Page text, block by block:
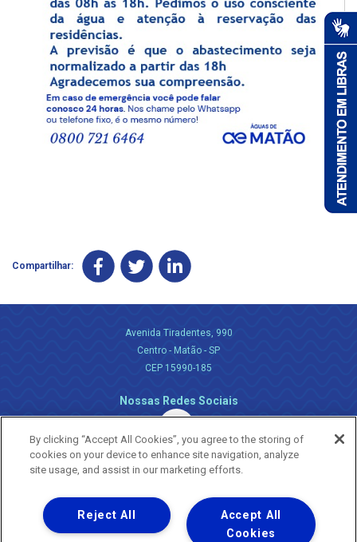
Compartilhar:
Avenida Tiradentes, 990
Centro - Matão - SP
CEP 15990-185
Nossas Redes Sociais
Uma empresa
Copyright ® 2026 - Todos os Direitos Reservados.
By clicking “Accept All Cookies”, you agree to the storing of
cookies on your device to enhance site navigation, analyze
site usage, and assist in our marketing efforts.
Accept All
Cookies
Reject All